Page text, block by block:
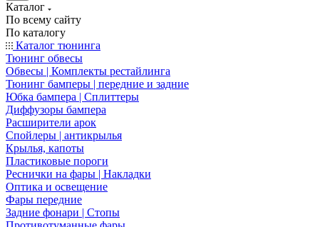
Каталог
По всему сайту
По каталогу
Каталог тюнинга
Тюнинг обвесы
Обвесы | Комплекты рестайлинга
Тюнинг бамперы | передние и задние
Юбка бампера | Сплиттеры
Диффузоры бампера
Расширители арок
Спойлеры | антикрылья
Крылья, капоты
Пластиковые пороги
Реснички на фары | Накладки
Оптика и освещение
Фары передние
Задние фонари | Стопы